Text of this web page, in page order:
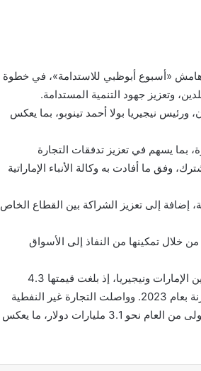
هامش «أسبوع أبوظبي للاستدامة»، في خطوة
وتعزيز جهود التنمية المستدامة.
ورئيس نيجيريا بولا أحمد تينوبو، بما يعكس
بما يسهم في تعزيز تدفقات التجارة
وفق ما أفادت به وكالة الأنباء الإماراتية
إضافة إلى تعزيز الشراكة بين القطاع الخاص
خلال تمكينها من النفاذ إلى الأسواق
وتأتي هذه الخطوة في ظل نمو ملحوظ في حجم التجارة غير النفطية بين الإمارات ونيجيريا، إذ بلغت قيمتها 4.3
مليارات دولار خلال عام 2024، مسجلة زيادة سنوية بنسبة 55.3% مقارنة بعام 2023. وواصلت التجارة غير النفطية
مسارها التصاعدي في عام 2025، حيث سجلت خلال الأشهر التسعة الأولى من العام نحو 3.1 مليارات دولار، ما يعكس